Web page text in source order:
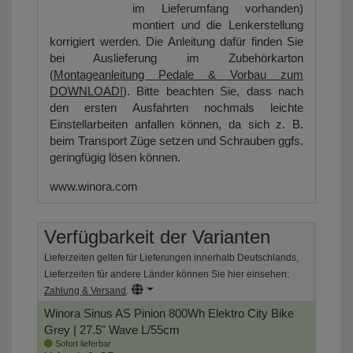
im Lieferumfang vorhanden)
montiert und die Lenkerstellung
korrigiert werden. Die Anleitung dafür finden Sie
bei Auslieferung im Zubehörkarton
(Montageanleitung Pedale & Vorbau zum
DOWNLOAD!). Bitte beachten Sie, dass nach
den ersten Ausfahrten nochmals leichte
Einstellarbeiten anfallen können, da sich z. B.
beim Transport Züge setzen und Schrauben ggfs.
geringfügig lösen können.
www.winora.com
Verfügbarkeit der Varianten
Lieferzeiten gelten für Lieferungen innerhalb Deutschlands,
Lieferzeiten für andere Länder können Sie hier einsehen:
Zahlung & Versand .
Winora Sinus AS Pinion 800Wh Elektro City Bike
Grey | 27.5" Wave L/55cm
Sofort lieferbar